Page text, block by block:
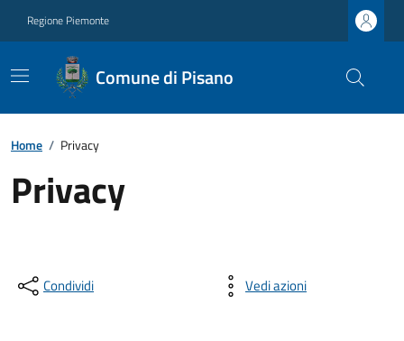
Regione Piemonte
Comune di Pisano
Home / Privacy
Privacy
Condividi Vedi azioni